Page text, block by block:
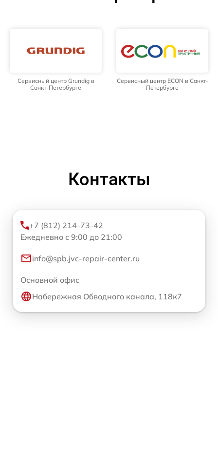
Сервисный центр Grundig в
Санкт-Петербурге
Сервисный центр ECON в Санкт-
Петербурге
Контакты
+7 (812) 214-73-42
Ежедневно с 9:00 до 21:00
info@spb.jvc-repair-center.ru
Основной офис
Набережная Обводного канала, 118к7